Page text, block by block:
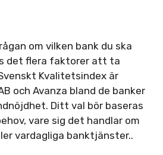
om vilken bank du ska
det flera faktorer att ta
Kvalitetsindex är
och Avanza bland de banker
Ditt val bör baseras
vare sig det handlar om
vardagliga banktjänster..